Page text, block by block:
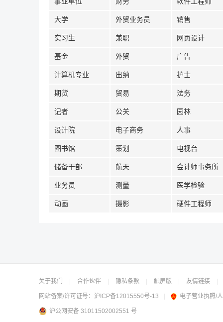
大学 外贸业务员 销售
实习生 兼职 网页设计
基金 外贸 广告
计算机专业 出纳 护士
期货 贸易 法务
记者 公关 园林
设计院 电子商务 人事
图书馆 策划 电视台
储备干部 航天 会计师事务所
业务员 测量 医学检验
动画 摄影 硬件工程师
关于我们 合作伙伴 隐私条款 触屏版 友情链接
网站备案/许可证号： 沪ICP备12015550号-13 电子营业执照/
沪公网安备 31011502002551 号